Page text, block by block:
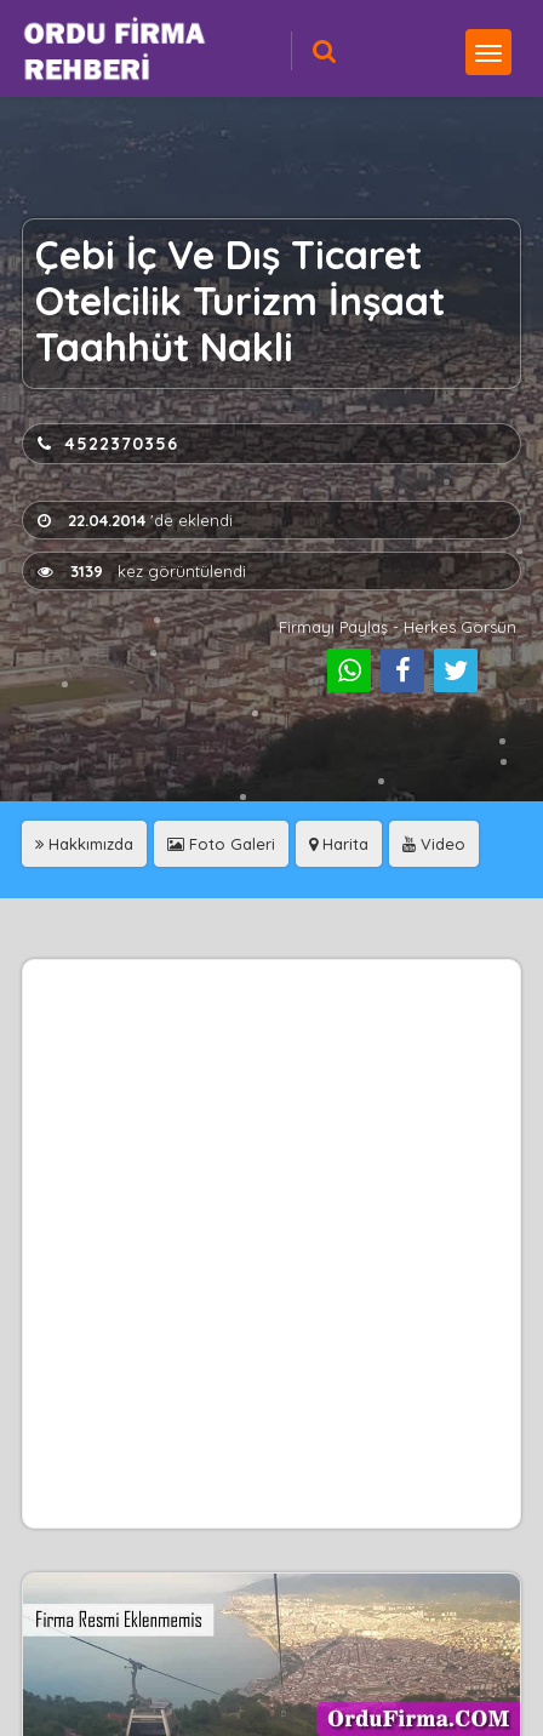
Çebi İç Ve Dış Ticaret
Otelcilik Turizm İnşaat
Taahhüt Nakli
4522370356
22.04.2014'de eklendi
3139 kez görüntülendi
Firmayı Paylaş - Herkes Görsün
Hakkımızda Foto Galeri Harita Video